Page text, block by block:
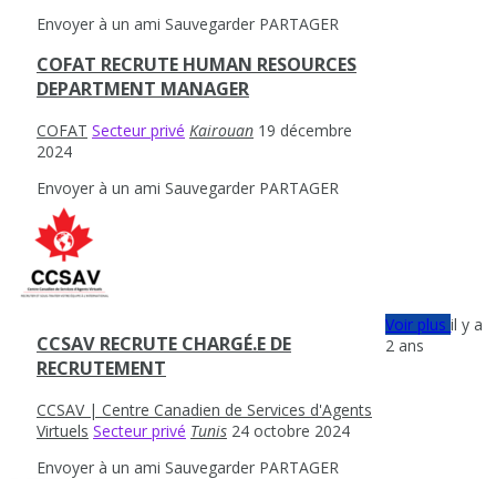
Envoyer à un ami Sauvegarder PARTAGER
COFAT RECRUTE HUMAN RESOURCES
DEPARTMENT MANAGER
COFAT Secteur privé Kairouan 19 décembre
2024
Envoyer à un ami Sauvegarder PARTAGER
CCSAV RECRUTE CHARGÉ.E DE
RECRUTEMENT
CCSAV | Centre Canadien de Services d'Agents
Virtuels Secteur privé Tunis 24 octobre 2024
Envoyer à un ami Sauvegarder PARTAGER
Voir plusil y a
2 ans